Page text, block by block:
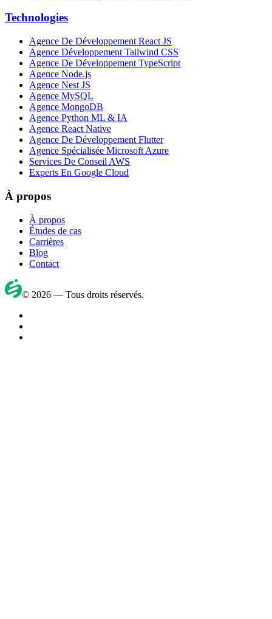
Technologies
Agence De Développement React JS
Agence Développement Tailwind CSS
Agence De Développement TypeScript
Agence Node.js
Agence Nest JS
Agence MySQL
Agence MongoDB
Agence Python ML & IA
Agence React Native
Agence De Développement Flutter
Agence Spécialisée Microsoft Azure
Services De Conseil AWS
Experts En Google Cloud
À propos
À propos
Études de cas
Carrières
Blog
Contact
© 2026 — Tous droits réservés.